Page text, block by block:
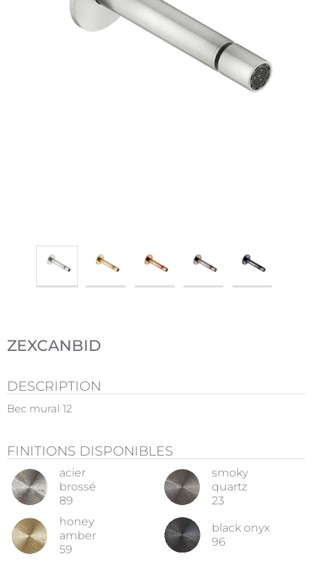
ZEXCANBID
DESCRIPTION
Bec mural 12
FINITIONS DISPONIBLES
acier
brossé
89
smoky
quartz
23
honey
amber
59
black onyx
96